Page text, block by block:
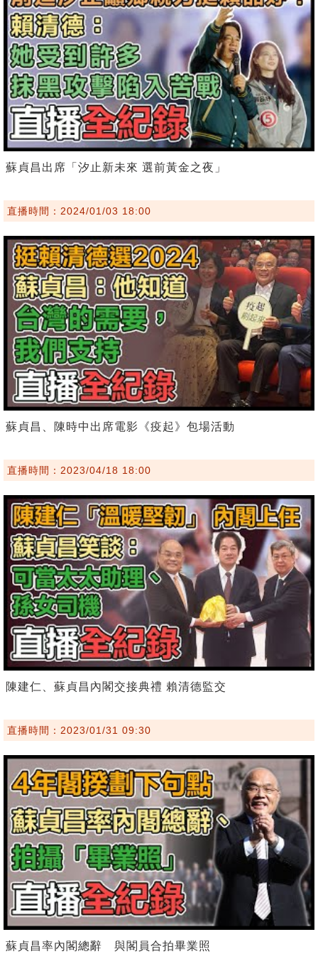
蘇貞昌出席「汐止新未來 選前黃金之夜」
直播時間：2024/01/03 18:00
蘇貞昌、陳時中出席電影《疫起》包場活動
直播時間：2023/04/18 18:00
陳建仁、蘇貞昌內閣交接典禮 賴清德監交
直播時間：2023/01/31 09:30
蘇貞昌率內閣總辭 與閣員合拍畢業照